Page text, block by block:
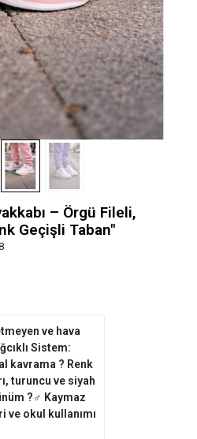
– Örgü Fileli,
Geçişli Taban"
ve hava
Sistem:
kavrama ? Renk
turuncu ve siyah
?‍♂️ Kaymaz
ve okul kullanımı